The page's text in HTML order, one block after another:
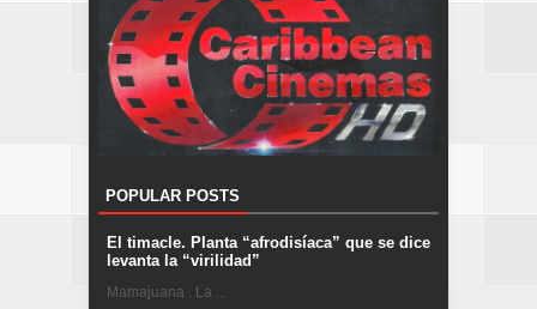
POPULAR POSTS
El timacle. Planta “afrodisíaca” que se dice
levanta la “virilidad”
Mamajuana . La ...